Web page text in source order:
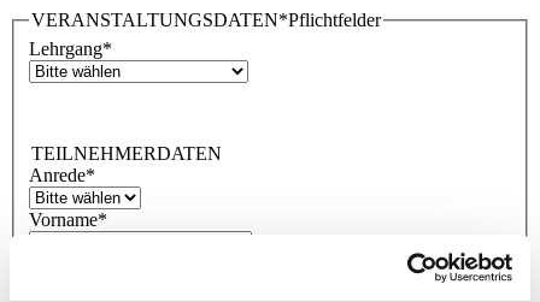
VERANSTALTUNGSDATEN*Pflichtfelder
Lehrgang*
TEILNEHMERDATEN
Anrede*
Vorname*